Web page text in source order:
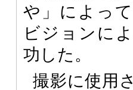
や」によっ
ビジョンに
功した。
撮影に使用